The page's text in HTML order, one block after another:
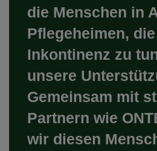
die Menschen in
Pflegeheimen,
Inkontinenz zu
unsere
Gemeinsam mit
Partnern wie
wir diesen